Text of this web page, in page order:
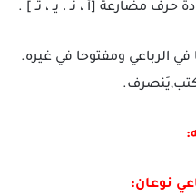
الرباعي ومفتوحا في غيره.